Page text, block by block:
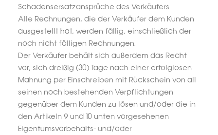
Schadensersatzansprüche des Verkäufers
Alle Rechnungen, die der Verkäufer dem Kunden
ausgestellt hat, werden fällig, einschließlich der
noch nicht fälligen Rechnungen.
Der Verkäufer behält sich außerdem das Recht
vor, sich dreißig (30) Tage nach einer erfolglosen
Mahnung per Einschreiben mit Rückschein von all
seinen noch bestehenden Verpflichtungen
gegenüber dem Kunden zu lösen und/oder die in
den Artikeln 9 und 10 unten vorgesehenen
Eigentumsvorbehalts- und/oder